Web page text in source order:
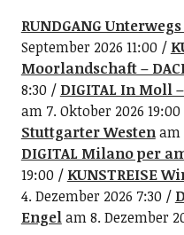
RUNDGANG
September 2026 11:00
Moorlandschaft –
8:30
DIGITAL In Moll
am 7. Oktober 2026 19:00
Stuttgarter Westenam
DIGITAL Milano per
19:00
KUNSTREISE
4. Dezember 2026 7:30
Engelam 8. Dezember